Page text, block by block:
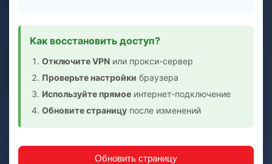
Как восстановить доступ?
Отключите VPN или прокси-сервер
Проверьте настройки браузера
Используйте прямое интернет-подключение
Обновите страницу после изменений
Обновить страницу